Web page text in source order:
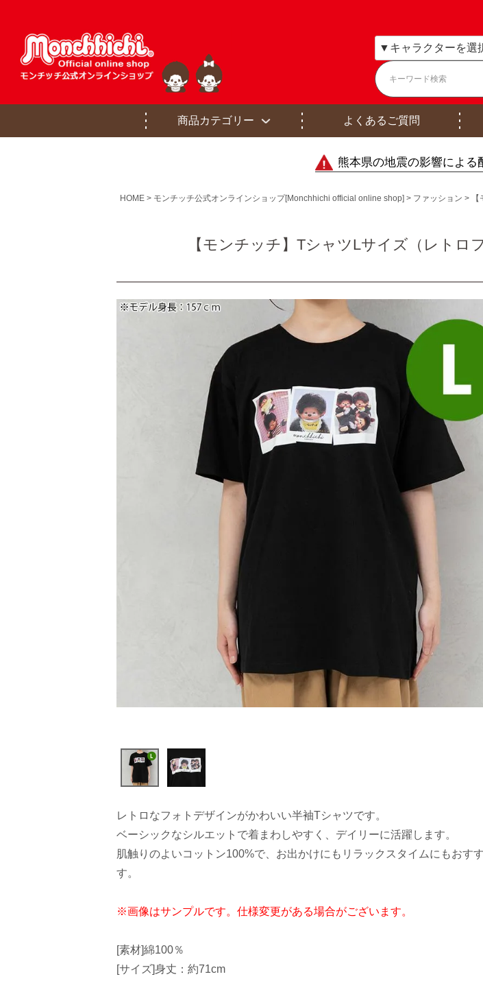
商品カテゴリー よくあるご質問
熊本県の地震の影響による
HOME モンチッチ公式オンラインショップ[Monchhichi official online shop] ファッション
【モンチッチ】TシャツLサイズ（レトロ
レトロなフォトデザインがかわいい半袖Tシャツです。
ベーシックなシルエットで着まわしやすく、デイリーに活躍します。
肌触りのよいコットン100%で、お出かけにもリラックスタイムにもおす
す。
※画像はサンプルです。仕様変更がある場合がございます。
[素材]綿100％
[サイズ]身丈：約71cm